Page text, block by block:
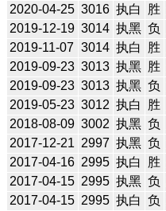
2020-04-25 3016 执白 胜
2019-12-19 3014 执黑 负
2019-11-07 3014 执白 胜
2019-09-23 3013 执黑 胜
2019-09-23 3013 执黑 负
2019-05-23 3012 执白 胜
2018-08-09 3002 执黑 负
2017-12-21 2997 执黑 负
2017-04-16 2995 执白 胜
2017-04-15 2995 执黑 负
2017-04-15 2995 执白 负